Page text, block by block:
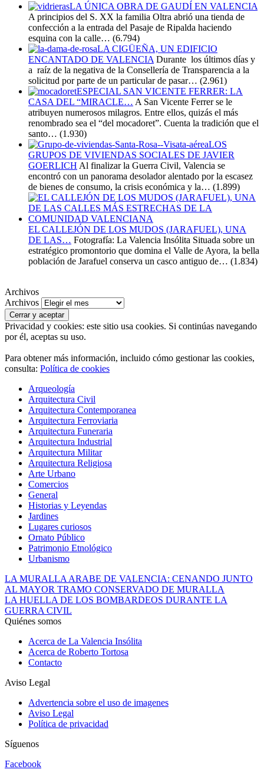
LA ÚNICA OBRA DE GAUDÍ EN VALENCIA
A principios del S. XX la familia Oltra abrió una tienda de
confección a la entrada del Pasaje de Ripalda haciendo
esquina con la calle… (6.794)
LA CIGÜEÑA, UN EDIFICIO
ENCANTADO DE VALENCIA Durante los últimos días y
a raíz de la negativa de la Consellería de Transparencia a la
solicitud por parte de un particular de pasar… (2.961)
ESPECIAL SAN VICENTE FERRER: LA
CASA DEL “MIRACLE… A San Vicente Ferrer se le
atribuyen numerosos milagros. Entre ellos, quizás el más
renombrado sea el “del mocadoret”. Cuenta la tradición que el
santo… (1.930)
LOS
GRUPOS DE VIVIENDAS SOCIALES DE JAVIER
GOERLICH Al finalizar la Guerra Civil, Valencia se
encontró con un panorama desolador alentado por la escasez
de bienes de consumo, la crisis económica y la… (1.899)
EL CALLEJÓN DE LOS MUDOS (JARAFUEL), UNA
DE LAS… Fotografía: La Valencia Insólita Situada sobre un
estratégico promontorio que domina el Valle de Ayora, la bella
población de Jarafuel conserva un casco antiguo de… (1.834)
Archivos
Archivos
Privacidad y cookies: este sitio usa cookies. Si continúas navegando
por él, aceptas su uso.
Para obtener más información, incluido cómo gestionar las cookies,
consulta: Política de cookies
Arqueología
Arquitectura Civil
Arquitectura Contemporanea
Arquitectura Ferroviaria
Arquitectura Funeraria
Arquitectura Industrial
Arquitectura Militar
Arquitectura Religiosa
Arte Urbano
Comercios
General
Historias y Leyendas
Jardines
Lugares curiosos
Ornato Público
Patrimonio Etnológico
Urbanismo
LA MURALLA ARABE DE VALENCIA: CENANDO JUNTO
AL MAYOR TRAMO CONSERVADO DE MURALLA
LA HUELLA DE LOS BOMBARDEOS DURANTE LA
GUERRA CIVIL
Quiénes somos
Acerca de La Valencia Insólita
Acerca de Roberto Tortosa
Contacto
Aviso Legal
Advertencia sobre el uso de imagenes
Aviso Legal
Política de privacidad
Síguenos
Facebook